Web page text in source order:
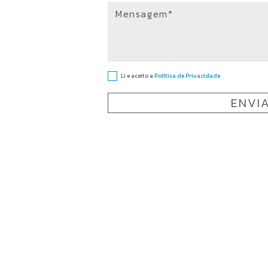
Mensagem*
Li e aceito a Política de Privacidade